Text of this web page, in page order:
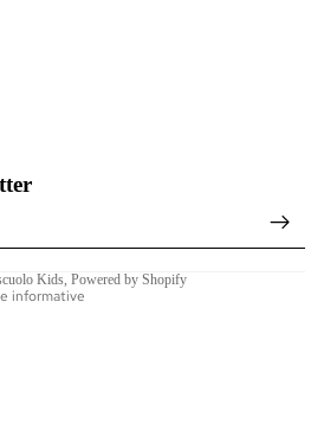
Kids, Powered by Shopify
informative